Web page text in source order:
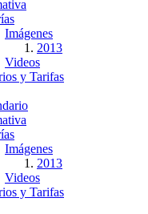
Imágenes
2013
Videos
y Tarifas
Imágenes
2013
Videos
y Tarifas